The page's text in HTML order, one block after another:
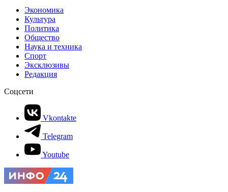
Экономика
Культура
Политика
Общество
Наука и техника
Спорт
Эксклюзивы
Редакция
Соцсети
Vkontakte
Telegram
Youtube